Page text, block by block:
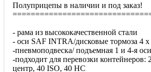
Полуприцепы в наличии и под заказ!
- рама из высококачественной стали
- оси SAF INTRA/дисковые тормоза 4 х
-пневмоподвеска/ подъемная 1 и 4-я
-подходит для перевозки контейнеров:
центр, 40 ISO, 40 HC